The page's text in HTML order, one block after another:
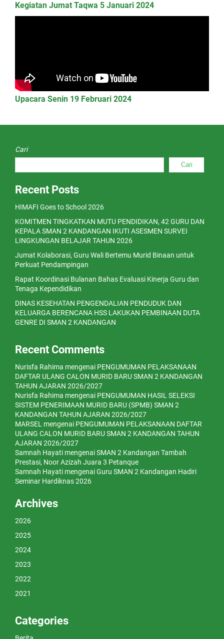
Kegiatan Jumat Taqwa 5 Januari 2024
Upacara Senin 19 Februari 2024
Cari
Cari
Recent Posts
HIMAFI Goes to School 2026
KOMITMEN TINGKATKAN MUTU PENDIDIKAN, 42 GURU DAN
KEPALA SMAN 2 KANDANGAN IKUTI ASESMEN SURVEI
LINGKUNGAN BELAJAR TAHUN 2026
Jumat Kolaborasi, Guru Wali Bertemu Murid Binaan untuk
Perkuat Pendampingan
Rapat Koordinasi Bulanan Bahas Evaluasi Kinerja Guru dan
Tenaga Kependidikan
DINAS KESEHATAN PENGENDALIAN PENDUDUK DAN
KELUARGA BERENCANA HSS LAKUKAN PEMBINAAN DUTA
GENRE DI SMAN 2 KANDANGAN
Recent Comments
Nurisfa Rahima mengenai PENGUMUMAN PELAKSANAAN
DAFTAR ULANG CALON MURID BARU SMAN 2 KANDANGAN
TAHUN AJARAN 2026/2027
Nurisfa Rahima mengenai PENGUMUMAN HASIL SELEKSI
SISTEM PENERIMAAN MURID BARU (SPMB) SMAN 2
KANDANGAN TAHUN AJARAN 2026/2027
MARSEL mengenai PENGUMUMAN PELAKSANAAN DAFTAR
ULANG CALON MURID BARU SMAN 2 KANDANGAN TAHUN
AJARAN 2026/2027
Samnah Hayati mengenaiSMAN 2 Kandangan Tambah
Prestasi, Noor Azizah Juara 3 Petanque
Samnah Hayati mengenaiGuru SMAN 2 Kandangan Hadiri
Seminar Hardiknas 2026
Archives
2026
2025
2024
2023
2022
2021
Categories